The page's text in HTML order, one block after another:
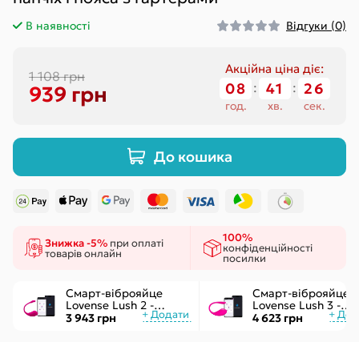
В наявності Відгуки (0)
1 108 грн
939 грн
Акційна ціна діє:
08
год.
: 41
хв.
: 26
сек.
До кошика
Знижка -5% при оплаті
товарів онлайн
100%
конфіденційності
посилки
Смарт-віброяйце
Lovense Lush 2 -
управління через
додаток
3 943 грн
Смарт-віброяйце
Lovense Lush 3 -
керування через
інтернет
4 623 грн